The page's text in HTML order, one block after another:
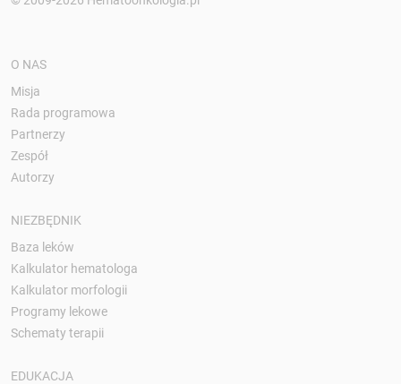
O NAS
Misja
Rada programowa
Partnerzy
Zespół
Autorzy
NIEZBĘDNIK
Baza leków
Kalkulator hematologa
Kalkulator morfologii
Programy lekowe
Schematy terapii
EDUKACJA